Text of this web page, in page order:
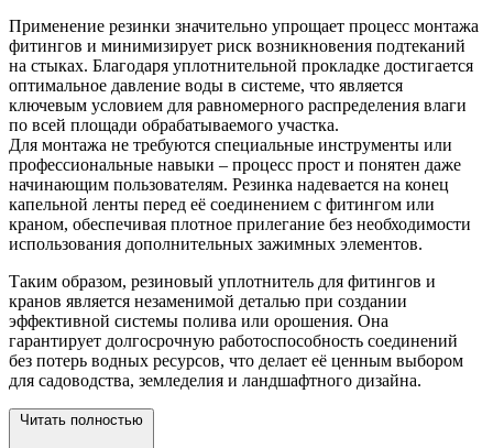
Применение резинки значительно упрощает процесс монтажа
фитингов и минимизирует риск возникновения подтеканий
на стыках. Благодаря уплотнительной прокладке достигается
оптимальное давление воды в системе, что является
ключевым условием для равномерного распределения влаги
по всей площади обрабатываемого участка.
Для монтажа не требуются специальные инструменты или
профессиональные навыки – процесс прост и понятен даже
начинающим пользователям. Резинка надевается на конец
капельной ленты перед её соединением с фитингом или
краном, обеспечивая плотное прилегание без необходимости
использования дополнительных зажимных элементов.
Таким образом, резиновый уплотнитель для фитингов и
кранов является незаменимой деталью при создании
эффективной системы полива или орошения. Она
гарантирует долгосрочную работоспособность соединений
без потерь водных ресурсов, что делает её ценным выбором
для садоводства, земледелия и ландшафтного дизайна.
Читать полностью